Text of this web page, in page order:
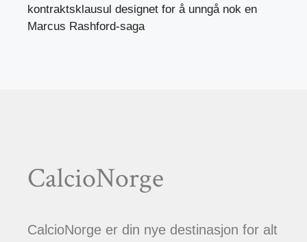
kontraktsklausul designet for å unngå nok en
Marcus Rashford-saga
CalcioNorge
CalcioNorge er din nye destinasjon for alt